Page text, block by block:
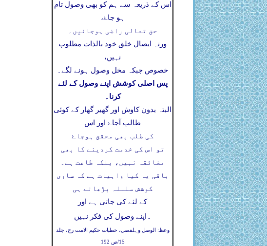
اس کے ذریعہ سے ہم کو بھی وصول تام
ہو جاۓ،
حق تعالی راضی ہوجائیں۔
ورنہ ایصال خلق خود بالذات مطلوب
نہیں،
خصوص جبکہ مخل وصول ہونے لگے۔
پس اصلی کوشش اپنے وصول کے لئے
کرنا۔
البتہ بدون کاوش اور گھیر گھار کے کوئی
طالب آجاۓ اور اس
کی طلب بھی محقق ہوجاۓ
تو اس کی خدمت کردینے کا بھی
مضائقہ نہیں، بلکہ طاعت ہے۔
باقی یہ کیا واہیات ہے کہ ساری
کوشش سلسلہ بڑھانے ہی
کے لئے کی جاتی ہے اور
اپنے وصول کی فکر نہیں ۔
وعظ: الوصل وہلفصل، خطبات حکیم الامت رح، جلد
15/ص 192